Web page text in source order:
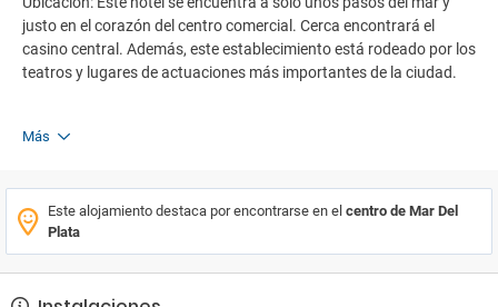
justo en el corazón del centro comercial. Cerca encontrará el
casino central. Además, este establecimiento está rodeado por los
teatros y lugares de actuaciones más importantes de la ciudad.
Más
Este alojamiento destaca por encontrarse en el centro de Mar Del
Plata